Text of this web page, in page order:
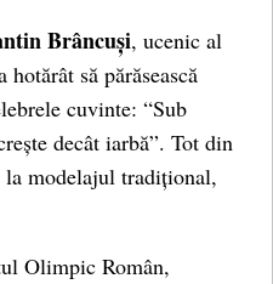
Brâncuși, ucenic al
să părăsească
cuvinte: “Sub
decât iarbă”. Tot din
la modelajul tradițional,
Olimpic Român,